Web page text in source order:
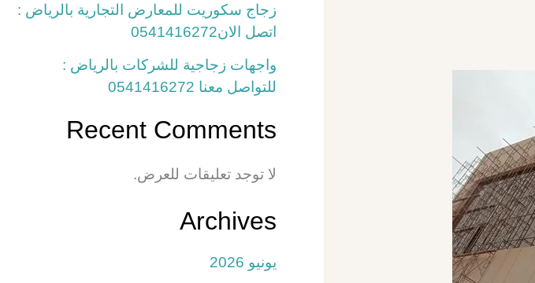
زجاج سكوريت للمعارض التجارية بالرياض :
اتصل الان0541416272
واجهات زجاجية للشركات بالرياض :
للتواصل معنا 0541416272
Recent Comments
لا توجد تعليقات للعرض.
Archives
يونيو 2026